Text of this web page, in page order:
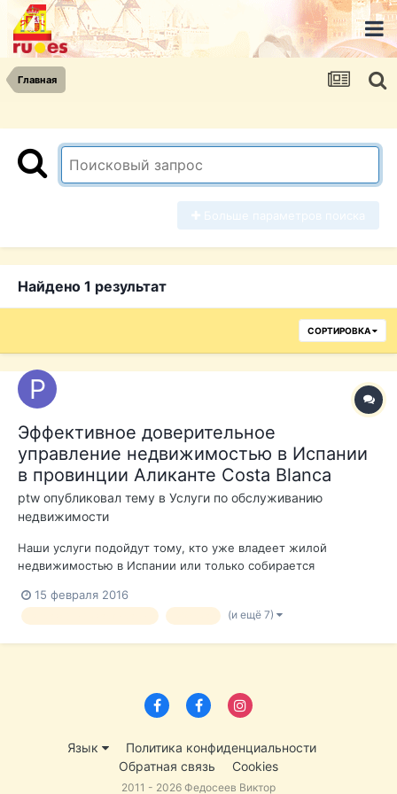
Главная
Найдено 1 результат
СОРТИРОВКА
Эффективное доверительное
управление недвижимостью в Испании
в провинции Аликанте Costa Blanca
ptw опубликовал тему в Услуги по обслуживанию
недвижимости
Наши услуги подойдут тому, кто уже владеет жилой
недвижимостью в Испании или только собирается
этом желает получать регулярный доход в твердой валюте,
от сдачи в аренду своей недвижимости (что на сегодняшний
15 февраля 2016
(и ещё 7)
Язык
Политика конфиденциальности
Обратная связь
Cookies
2011 - 2026 Федосеев Виктор